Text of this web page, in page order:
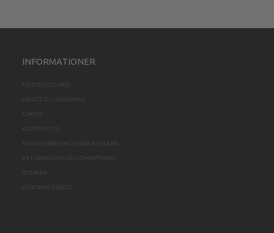
INFORMATIONER
FORTROLIGHED
FRAGT OG LEVERING
OM OS
KONTAKT OS
HANDELSBETINGELSER & VILKÅR
RETURNERING OG OMBYTNING
SITEMAP
FORTRYD KØBET